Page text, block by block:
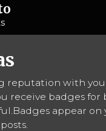
s
reputation with
receive badges for
Badges appear on